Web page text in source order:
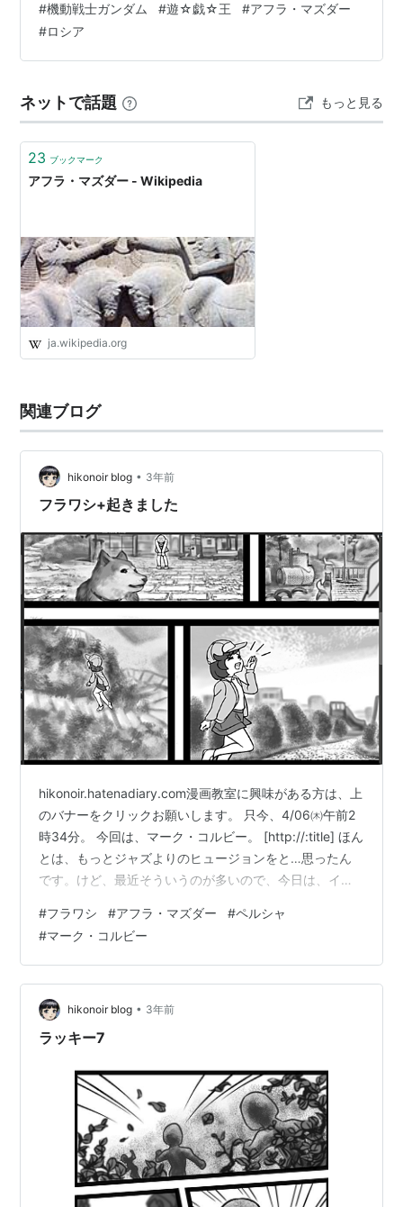
けると、、其処には、ママとスタッフの女の子た
ち、、、 お客さんもいて、、、 店は、建て替え中との
事。 そこで、、、色々な会話をするのだが、、、 その先
だった、、、 占いによると???、、、 女の子のを見て聞
く、、、 個人的に、、色…
#機動戦士ガンダム #遊☆戯☆王 #アフラ・マズダー
#ロシア
ネットで話題 もっと見る
23 ブックマーク
アフラ・マズダー - Wikipedia
ja.wikipedia.org
関連ブログ
hikonoir blog • 3年前
フラワシ+起きました
hikonoir.hatenadiary.com漫画教室に興味がある方は、上
のバナーをクリックお願いします。 只今、4/06㈭午前2
時34分。 今回は、マーク・コルビー。 [http://:title] ほん
とは、もっとジャズよりのヒュージョンをと…思ったん
です。けど、最近そういうのが多いので、今日は、イー
ン＆オンを…。 ボブ・ジェームスの世界ですね。\(^0^)/
マークが居なけりゃボブのアルバムと言っても良いくら
い。 ジャケットの接写もボブに似てるよね。(^^;) では、
いつもの行きますね。 前回は、ドメイン捜索隊な電子探
知装置の携帯版を持…
#フラワシ #アフラ・マズダー #ペルシャ
#マーク・コルビー
hikonoir blog • 3年前
ラッキー7